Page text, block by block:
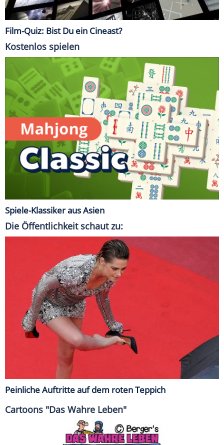
Film-Quiz: Bist Du ein Cineast?
Kostenlos spielen
Spiele-Klassiker aus Asien
Die Öffentlichkeit schaut zu:
Peinliche Auftritte auf dem roten Teppich
Cartoons "Das Wahre Leben"